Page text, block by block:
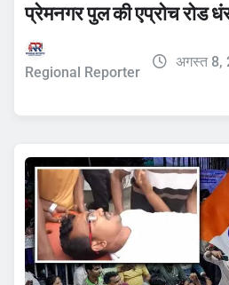
प्रेमनगर पुल की एप्रोच रोड
Regional Reporter
अगस्त 8,